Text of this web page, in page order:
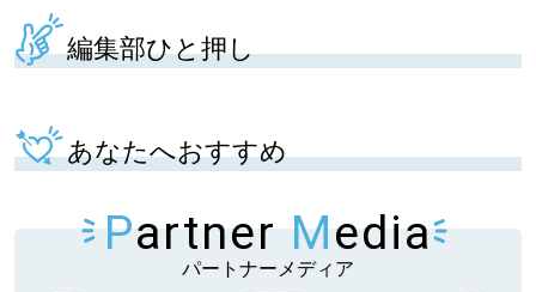
編集部ひと押し
あなたへおすすめ
Partner Media
パートナーメディア